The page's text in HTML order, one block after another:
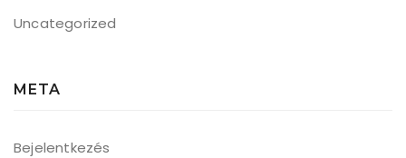
Uncategorized
META
Bejelentkezés